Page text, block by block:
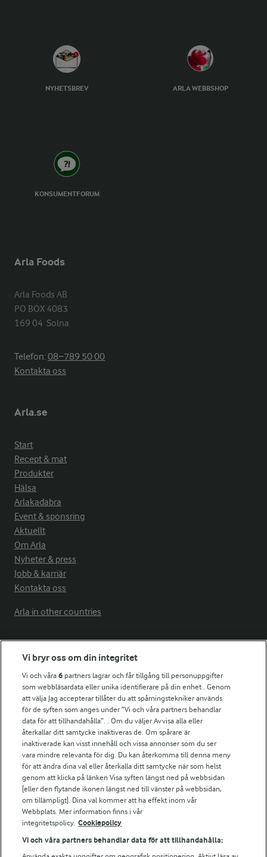
NYHETSBREV ARLA WEBBSHOP
KONSUMENTFORUM
Arla Foods
Arla Foods AB
PO BOX 4083
169 04  Solna
Telefon:08−789 50 00
Kontakta oss
Arla.se
Start
Recept & mat
Produkter
Hälsa
Arlakadabra
Event & sponsring
Aktuellt
Om Arla
Nyheter & press
Jobb & karriär
Kontakta oss
Arla in other countries
Fler Arlasajter
För ägare
Arlas kundportal
Arla.com
Falbygdens Ost
Arla webbshop
Bildbank
Följ oss
Vi bryr oss om din integritet
Vi och våra6 partners lagrar och får tillgång till personuppgifter
som webbläsardata eller unika identifierare på din enhet . Genom
att välja Jag accepterar tillåter du att spårningstekniker används
för de syften som anges under ”Vi och våra partners behandlar
data för att tillhandahålla”. . Om du väljer Avvisa alla eller
återkallar ditt samtycke inaktiveras de. Om spårare är
inaktiverade kan visst innehåll och vissa annonser som du ser
vara mindre relevanta för dig. Du kan återkomma till denna meny
för att ändra dina val eller återkalla ditt samtycke när som helst
genom att klicka på länken Visa syften längst ned på webbsidan
[eller den flytande ikonen längst ned till vänster på webbsidan,
om tillämpligt]. Dina val kommer att ha effekt inom vår
Webbplats. Mer information finns i vår
integritetspolicy. Cookiepolicy
Vi och våra partners behandlar data för att tillhandahålla: